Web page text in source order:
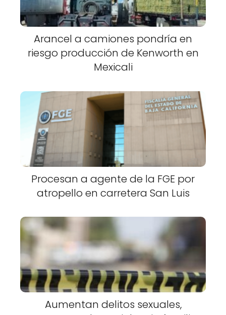
Arancel a camiones pondría en
riesgo producción de Kenworth en
Mexicali
Procesan a agente de la FGE por
atropello en carretera San Luis
Aumentan delitos sexuales,